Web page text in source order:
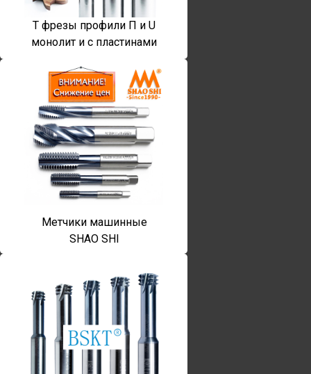
T фрезы профили П и U
монолит и с пластинами
Метчики машинные
SHAO SHI